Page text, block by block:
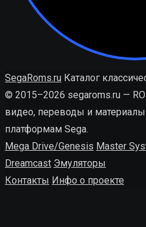
SegaRoms.ru Каталог
© 2015–2026 segaroms.ru —
видео, переводы и
платформам Sega.
Mega Drive/Genesis Master
Dreamcast Эмуляторы
Контакты Инфо о проекте